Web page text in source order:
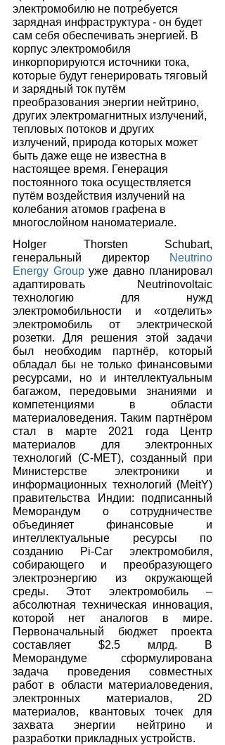
электромобилю не потребуется
зарядная инфраструктура - он будет
сам себя обеспечивать энергией. В
корпус электромобиля
инкорпорируются источники тока,
которые будут генерировать тяговый
и зарядный ток путём
преобразования энергии нейтрино,
других электромагнитных излучений,
тепловых потоков и других
излучений, природа которых может
быть даже еще не известна в
настоящее время. Генерация
постоянного тока осуществляется
путём воздействия излучений на
колебания атомов графена в
многослойном наноматериале.
Holger Thorsten Schubart,
генеральный директор
Neutrino
Energy Group уже давно планировал
адаптировать Neutrinovoltaic
технологию для нужд
электромобильности и «отделить»
электромобиль от электрической
розетки. Для решения этой задачи
был необходим партнёр, который
обладал бы не только финансовыми
ресурсами, но и интеллектуальным
багажом, передовыми знаниями и
компетенциями в области
материаловедения. Таким партнёром
стал в марте 2021 года Центр
материалов для электронных
технологий (C-MET), созданный при
Министерстве электроники и
информационных технологий (MeitY)
правительства Индии: подписанный
Меморандум о сотрудничестве
объединяет финансовые и
интеллектуальные ресурсы по
созданию Pi-Car электромобиля,
собирающего и преобразующего
электроэнергию из окружающей
среды. Этот электромобиль –
абсолютная техническая инновация,
которой нет аналогов в мире.
Первоначальный бюджет проекта
составляет $2.5 млрд. В
Меморандуме сформулирована
задача проведения совместных
работ в области материаловедения,
электронных материалов, 2D
материалов, квантовых точек для
захвата энергии нейтрино и
разработки прикладных устройств.